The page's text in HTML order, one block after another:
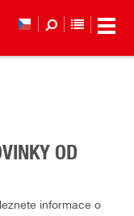
OD
informace o